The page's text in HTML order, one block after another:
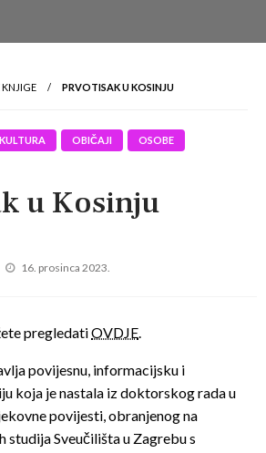
PRVOTISAK U KOSINJU
KULTURA OBIČAJI
OSOBE
u Kosinju
Posted
16. prosinca 2023.
pregledatiOVDJE
povijesnu, informacijsku i
koja je nastala iz doktorskog rada u
povijesti, obranjenog na
studija Sveučilišta u Zagrebu s